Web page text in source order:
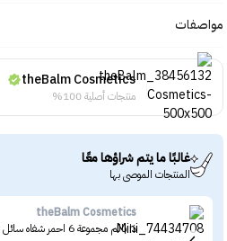
مواصفات
theBalm Cosmetics
منتجات أصلية 100%
غالبًا ما يتم شراؤها معًا
المنتجات الموصى بها
theBalm Cosmetics
ذا بالم مجموعة 6 احمر شفاه سائل ميت مات هيوز - Vol2